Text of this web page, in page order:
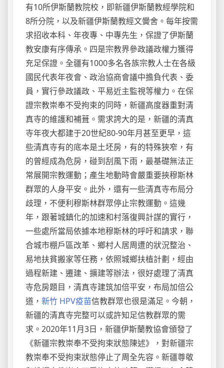
有10所伊斯蘭教院校，即新疆伊斯蘭教經學院和
8所分院，以及新疆伊斯蘭教經文黌舍。每年按需
求招收本科、年夜專、中專先生，保證了伊斯蘭
教安康有序傳承。四是宗教界參政議政權力獲得
充足保證。全疆有1000多名各族宗教人士在各級
國民代表年夜會、政治協商會議中擔負代表、委
員，實行參政議政、平易近主監視等權力。在保
證宗教崇奉不受拘束的同時，新疆高度器重對清
真寺的維護和補葺。需求誇大的是，新疆的清真
寺年夜大都建于20世紀80-90年月甚至更早，這
些清真寺有的底本是土坯房，有的特殊狹窄，有
的曾經成為危房，碰到刮風下雨，最基礎無法正
常展開宗教運動；產生地動時會嚴重要挾穆斯林
群眾的人身平安。此外，還有一些清真寺布局分
歧理，不便利穆斯林群眾停止宗教運動。這幾
年，跟著城鎮化的加速和村落復興計謀的實行，
一些處所當局依據本地穆斯林的呼吁和請求，聯
合城市棚戶區改革、鄉村人居周遭的狀況整治、
易地扶貧搬家等任務，依照城鄉扶植計劃，經由
過程新建、遷建、擴建等辦法，很好處理了清真
寺危房題目，清真寺建筑加倍平安，布局加倍公
道， 新竹 HPV疫苗信教群眾也很是滿足。今朝，
新疆的清真寺完整可以或許知足信教群眾的需
求。2020年11月3日，新疆伊斯蘭教協會頒發了
《新疆宗教崇奉不受拘束狀態陳述》，對新疆宗
教崇奉不受拘束狀態停止了周全先容。新疆尊敬